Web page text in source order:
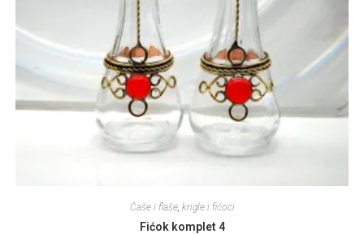
Čaše i flaše, krigle i fićoci
Fićok komplet 4